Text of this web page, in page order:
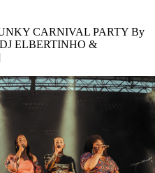
CARNIVAL PARTY By
DJ ELBERTINHO &